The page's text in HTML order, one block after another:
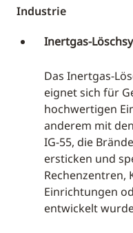
Industrie
Inertgas-
Das Inertgas-
eignet sich für
hochwertigen
anderem mit
IG-55, die
ersticken und
Rechenzentren,
Einrichtungen
entwickelt